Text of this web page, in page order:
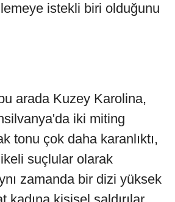
istekli biri olduğunu
arada Kuzey Karolina,
iki miting
tonu çok daha karanlıktı,
suçlular olarak
zamanda bir dizi yüksek